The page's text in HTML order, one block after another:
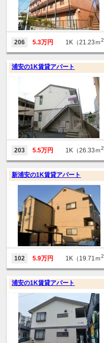
206 5.3万円 1K（21.23ｍ2
浦安の1K賃貸アパート
203 5.5万円 1K（26.33ｍ2
新浦安の1K賃貸アパート
102 5.9万円 1K（19.71ｍ2
浦安の1K賃貸アパート